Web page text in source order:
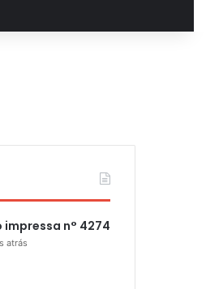
impressa n° 4274
atrás